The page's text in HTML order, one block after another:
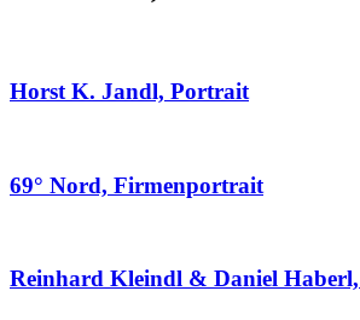
Horst K. Jandl, Portrait
69° Nord, Firmenportrait
Reinhard Kleindl & Daniel